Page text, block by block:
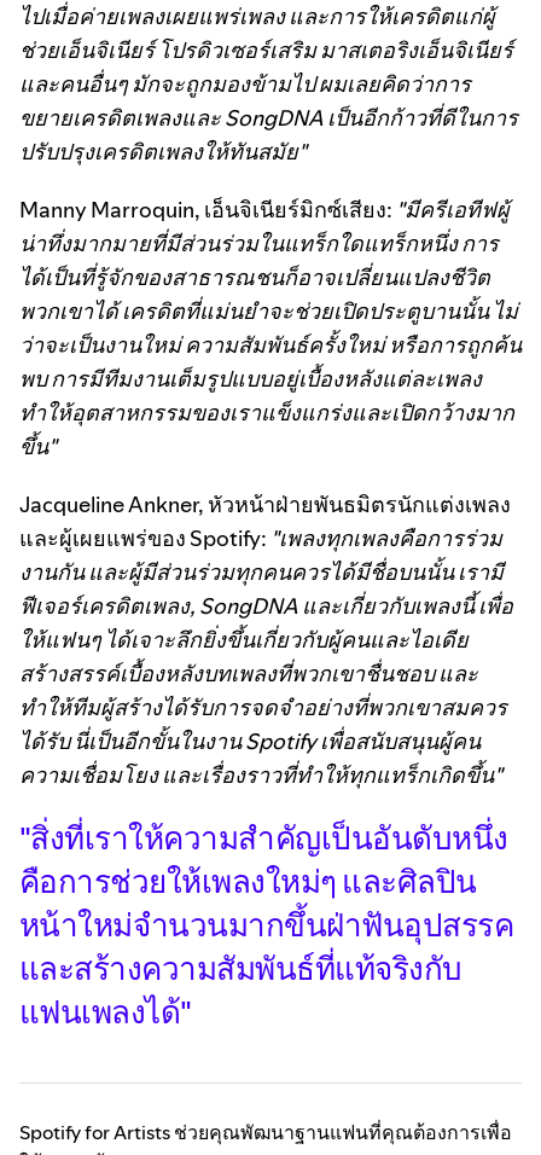
ไปเมื่อค่ายเพลงเผยแพร่เพลง และการให้เครดิตแก่ผู้
ช่วยเอ็นจิเนียร์ โปรดิวเซอร์เสริม มาสเตอริงเอ็นจิเนียร์
และคนอื่นๆ มักจะถูกมองข้ามไป ผมเลยคิดว่าการ
ขยายเครดิตเพลงและ SongDNA เป็นอีกก้าวที่ดีในการ
ปรับปรุงเครดิตเพลงให้ทันสมัย"
Manny Marroquin, เอ็นจิเนียร์มิกซ์เสียง: "มีครีเอทีฟผู้
น่าทึ่งมากมายที่มีส่วนร่วมในแทร็กใดแทร็กหนึ่ง การ
ได้เป็นที่รู้จักของสาธารณชนก็อาจเปลี่ยนแปลงชีวิต
พวกเขาได้ เครดิตที่แม่นยำจะช่วยเปิดประตูบานนั้น ไม่
ว่าจะเป็นงานใหม่ ความสัมพันธ์ครั้งใหม่ หรือการถูกค้น
พบ การมีทีมงานเต็มรูปแบบอยู่เบื้องหลังแต่ละเพลง
ทำให้อุตสาหกรรมของเราแข็งแกร่งและเปิดกว้างมาก
ขึ้น"
Jacqueline Ankner, หัวหน้าฝ่ายพันธมิตรนักแต่งเพลง
และผู้เผยแพร่ของ Spotify: "เพลงทุกเพลงคือการร่วม
งานกัน และผู้มีส่วนร่วมทุกคนควรได้มีชื่อบนนั้น เรามี
ฟีเจอร์เครดิตเพลง, SongDNA และเกี่ยวกับเพลงนี้ เพื่อ
ให้แฟนๆ ได้เจาะลึกยิ่งขึ้นเกี่ยวกับผู้คนและไอเดีย
สร้างสรรค์เบื้องหลังบทเพลงที่พวกเขาชื่นชอบ และ
ทำให้ทีมผู้สร้างได้รับการจดจำอย่างที่พวกเขาสมควร
ได้รับ นี่เป็นอีกขั้นในงาน Spotify เพื่อสนับสนุนผู้คน
ความเชื่อมโยง และเรื่องราวที่ทำให้ทุกแทร็กเกิดขึ้น"
"สิ่งที่เราให้ความสำคัญเป็นอันดับหนึ่ง
คือการช่วยให้เพลงใหม่ๆ และศิลปิน
หน้าใหม่จำนวนมากขึ้นฝ่าฟันอุปสรรค
และสร้างความสัมพันธ์ที่แท้จริงกับ
แฟนเพลงได้"
Spotify for Artists ช่วยคุณพัฒนาฐานแฟนที่คุณต้องการเพื่อ